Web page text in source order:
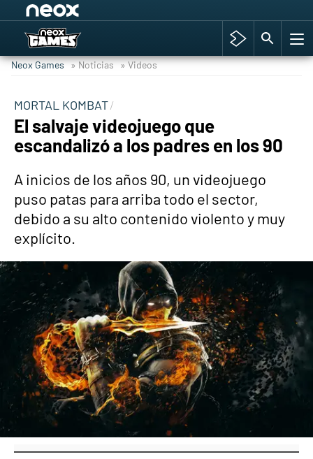
Hyrule Warriors: La Era del Cataclismo
Cyberpunk 2077
Hyrule Warriors
Neox Games » Noticias » Videos
MORTAL KOMBAT
El salvaje videojuego que
escandalizó a los padres en los 90
A inicios de los años 90, un videojuego
puso patas para arriba todo el sector,
debido a su alto contenido violento y muy
explícito.